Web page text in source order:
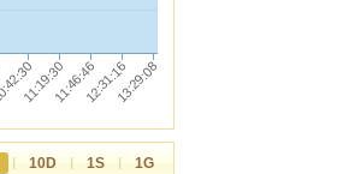
| 10D | 1S |
1G